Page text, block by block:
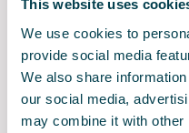
This website uses
We use cookies to
provide social media
We also share
our social media,
may combine it with other
Konstant regulering af
luftstrømmen